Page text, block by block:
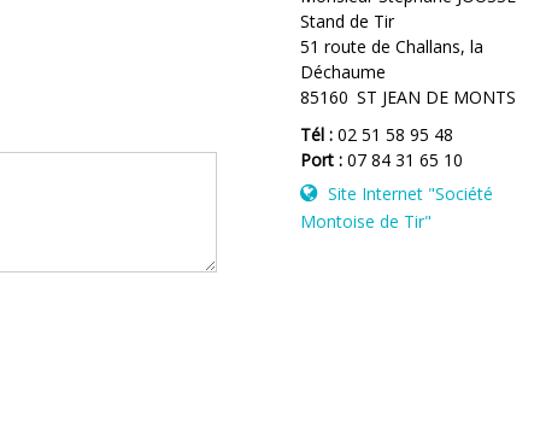
Stand de Tir
51 route de Challans, la
Déchaume
85160 ST JEAN DE MONTS
Tél :02 51 58 95 48
Port :07 84 31 65 10
Site Internet"Société
Montoise de Tir"